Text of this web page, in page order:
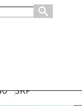
ei lisää
SKP